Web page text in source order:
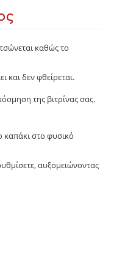
καθώς το
και δεν φθείρεται.
της βιτρίνας σας.
καπάκι στο φυσικό
αυξομειώνοντας